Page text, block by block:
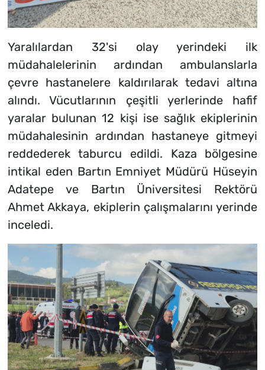
Yaralılardan 32'si olay yerindeki ilk
müdahalelerinin ardından ambulanslarla
çevre hastanelere kaldırılarak tedavi altına
alındı. Vücutlarının çeşitli yerlerinde hafif
yaralar bulunan 12 kişi ise sağlık ekiplerinin
müdahalesinin ardından hastaneye gitmeyi
reddederek taburcu edildi. Kaza bölgesine
intikal eden Bartın Emniyet Müdürü Hüseyin
Adatepe ve Bartın Üniversitesi Rektörü
Ahmet Akkaya, ekiplerin çalışmalarını yerinde
inceledi.